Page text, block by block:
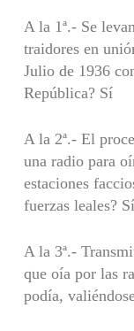
A la 1ª.- Se
traidores en
Julio de 1936
República? Sí
A la 2ª.- El
una radio para
estaciones
fuerzas leales? Sí
A la 3ª.-
que oía por las
podía,